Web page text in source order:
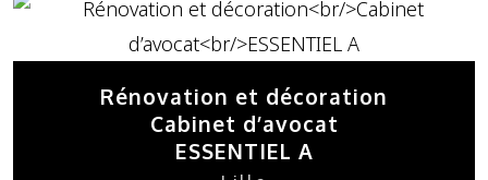
Rénovation et décoration
Cabinet d’avocat
ESSENTIEL A